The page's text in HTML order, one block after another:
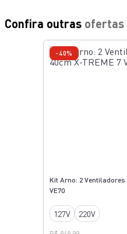
Confira outras ofertas
-40%
Kit Arno: 2 Ventiladores
VE70
127V 220V